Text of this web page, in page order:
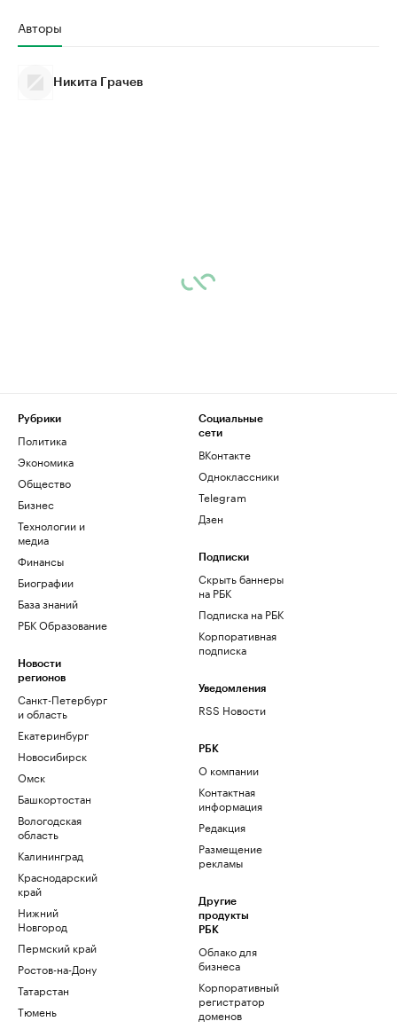
Авторы
Никита Грачев
Рубрики
Политика
Экономика
Общество
Бизнес
Технологии и
медиа
Финансы
Биографии
База знаний
РБК Образование
Новости
регионов
Санкт-Петербург
и область
Екатеринбург
Новосибирск
Омск
Башкортостан
Вологодская
область
Калининград
Краснодарский
край
Нижний
Новгород
Пермский край
Ростов-на-Дону
Татарстан
Тюмень
Социальные
сети
ВКонтакте
Одноклассники
Telegram
Дзен
Подписки
Скрыть баннеры
на РБК
Подписка на РБК
Корпоративная
подписка
Уведомления
RSS Новости
РБК
О компании
Контактная
информация
Редакция
Размещение
рекламы
Другие
продукты
РБК
Облако для
бизнеса
Корпоративный
регистратор
доменов